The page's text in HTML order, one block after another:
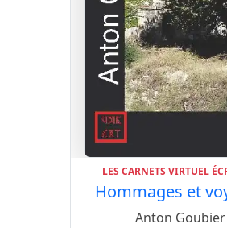
LES CARNETS VIRTUEL
Hommages et
Anton Goubier